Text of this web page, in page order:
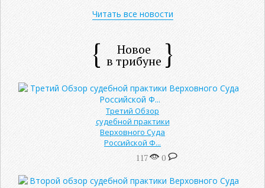
Читать все новости
Новое
в трибуне
Третий Обзор
судебной практики
Верховного Суда
Российской Ф...
117 0